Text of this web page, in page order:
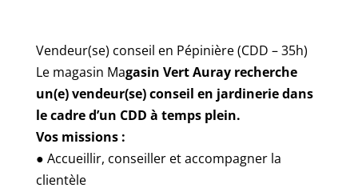
Vendeur(se) conseil en Pépinière (CDD – 35h)
Le magasin Magasin Vert Auray recherche
un(e) vendeur(se) conseil en jardinerie dans
le cadre d’un CDD à temps plein.
Vos missions :
● Accueillir, conseiller et accompagner la
clientèle